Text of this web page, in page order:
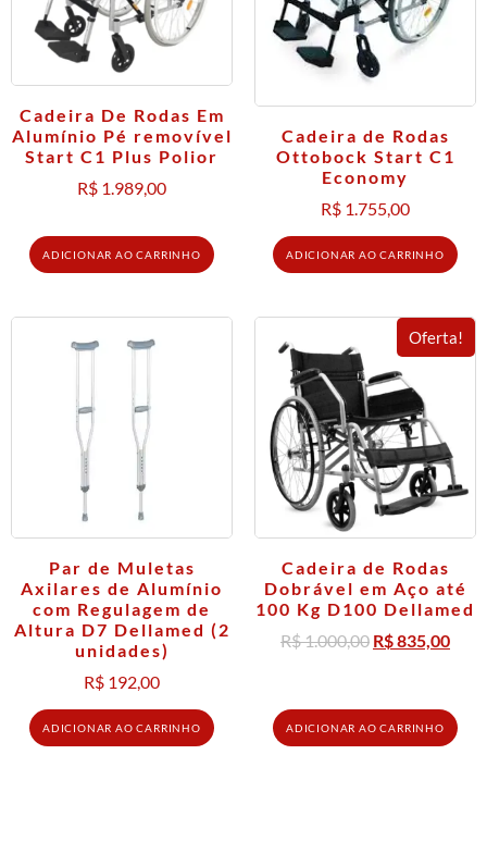
Cadeira De Rodas Em
Alumínio Pé removível
Start C1 Plus Polior
R$ 1.989,00
ADICIONAR AO CARRINHO
Cadeira de Rodas
Ottobock Start C1
Economy
R$ 1.755,00
ADICIONAR AO CARRINHO
Par de Muletas
Axilares de Alumínio
com Regulagem de
Altura D7 Dellamed (2
unidades)
R$ 192,00
ADICIONAR AO CARRINHO
Oferta!
Cadeira de Rodas
Dobrável em Aço até
100 Kg D100 Dellamed
R$1.000,00 R$835,00
ADICIONAR AO CARRINHO